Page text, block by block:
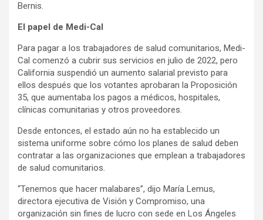
Bernis.
El papel de Medi-Cal
Para pagar a los trabajadores de salud comunitarios, Medi-
Cal comenzó a cubrir sus servicios en julio de 2022, pero
California suspendió un aumento salarial previsto para
ellos después que los votantes aprobaran la Proposición
35, que aumentaba los pagos a médicos, hospitales,
clínicas comunitarias y otros proveedores.
Desde entonces, el estado aún no ha establecido un
sistema uniforme sobre cómo los planes de salud deben
contratar a las organizaciones que emplean a trabajadores
de salud comunitarios.
“Tenemos que hacer malabares”, dijo María Lemus,
directora ejecutiva de Visión y Compromiso, una
organización sin fines de lucro con sede en Los Ángeles